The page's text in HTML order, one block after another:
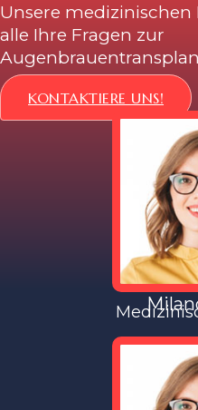
Unsere
alle Ihre Fragen zur
KONTAKTIERE UNS!